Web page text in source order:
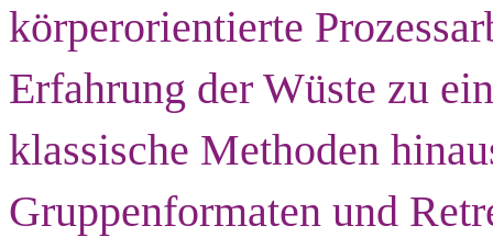
körperorientierte
Erfahrung der Wüste zu
klassische Methoden
Gruppenformaten und